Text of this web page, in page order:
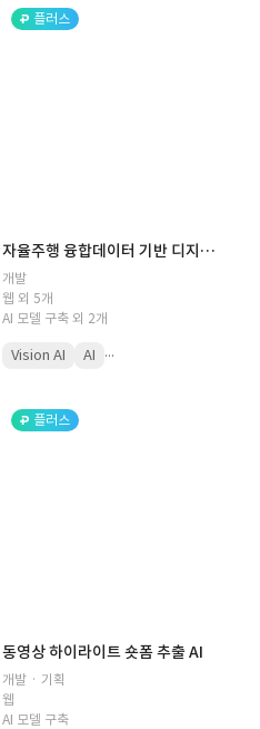
플러스
자율주행 융합데이터 기반 디지털 공간정보지도 갱신 시스템 구축
개발
웹 외 5개
AI 모델 구축 외 2개
Vision AI AI ...
플러스
동영상 하이라이트 숏폼 추출 AI
개발 · 기획
웹
AI 모델 구축